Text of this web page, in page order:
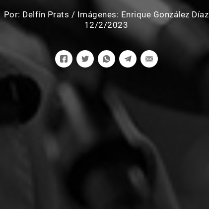
Por: Delfín Prats / Imágenes: Enrique González Díaz
12/2/2023